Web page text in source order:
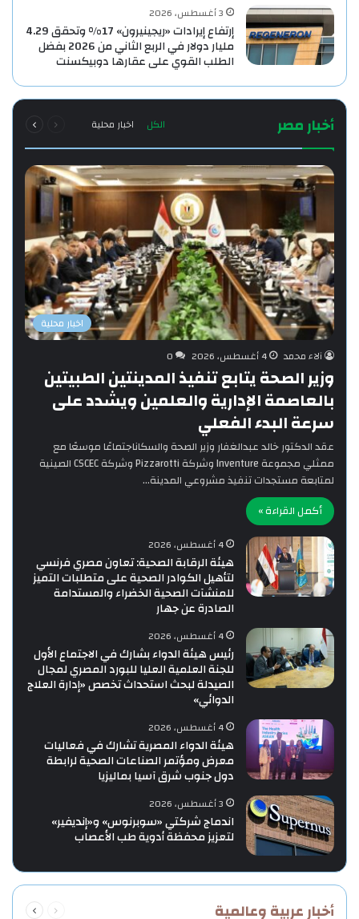
3 أغسطس، 2026
إرتفاع إيرادات «ريجينيرون» 17% وتحقق 4.29
مليار دولار في الربع الثاني من 2026 بفضل
الطلب القوي على عقارها دوبيكسنت
أخبار مصر الكل اخبار محلية الصفحةالصفحة
اخبار محلية
آلاء محمد
4 أغسطس، 2026 0
وزير الصحة يتابع تنفيذ المدينتين الطبيتين
بالعاصمة الإدارية والعلمين ويشدد على
سرعة البدء الفعلي
‎عقد الدكتور خالد عبدالغفار وزير الصحة والسكاناجتماعًا موسعًا مع
ممثلي مجموعة Inventure وشركة Pizzarotti وشركة CSCEC الصينية
لمتابعة مستجدات تنفيذ مشروعي المدينة…
أكمل القراءة »
4 أغسطس، 2026
هيئة الرقابة الصحية: تعاون مصري فرنسي
لتأهيل الكوادر الصحية على متطلبات التميز
للمنشآت الصحية الخضراء والمستدامة
الصادرة عن جهار
4 أغسطس، 2026
رئيس هيئة الدواء بشارك في الاجتماع الأول
للجنة العلمية العليا للبورد المصري لمجال
الصيدلة لبحث استحداث تخصص «إدارة العلاج
الدوائي»
4 أغسطس، 2026
هيئة الدواء المصرية تشارك في فعاليات
معرض ومؤتمر الصناعات الصحية لرابطة
دول جنوب شرق آسيا بماليزيا
3 أغسطس، 2026
اندماج شركتي «سوبرنوس» و«إنديفير»
لتعزيز محفظة أدوية طب الأعصاب
أخبار عربية وعالمية الصفحةالصفحة